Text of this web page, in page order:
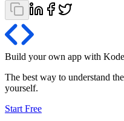
Build your own app with
The best way to understand
yourself.
Start Free